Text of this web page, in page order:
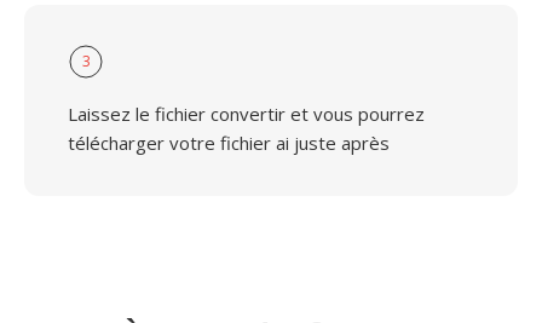
3
Laissez le fichier convertir et vous pourrez
télécharger votre fichier ai juste après